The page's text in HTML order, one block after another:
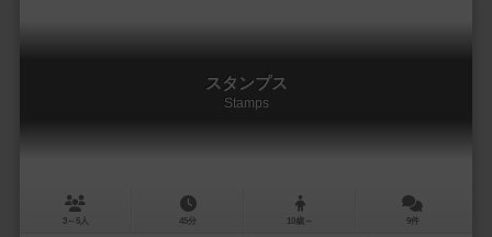
スタンプス
Stamps
3～5人 45分 10歳～ 9件